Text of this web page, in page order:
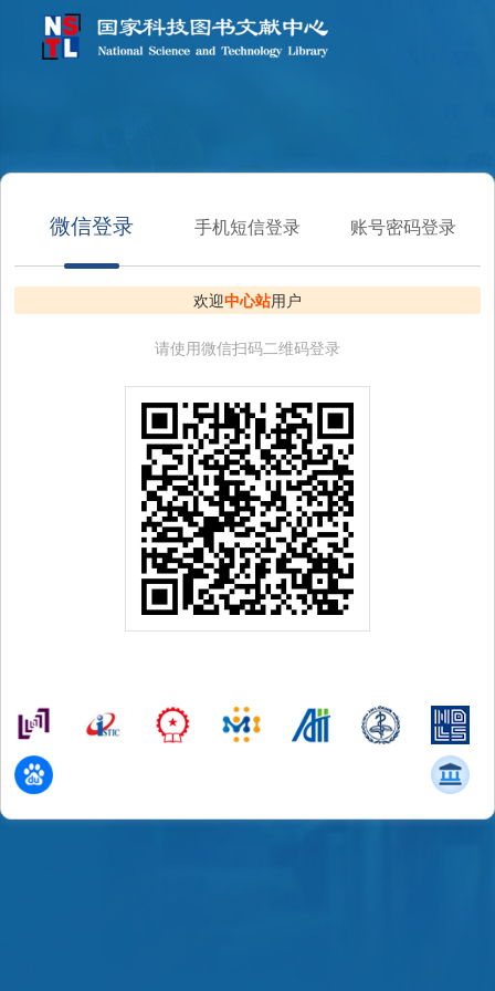
微信登录 手机短信登录 账号密码登录
欢迎中心站用户
请使用微信扫码二维码登录